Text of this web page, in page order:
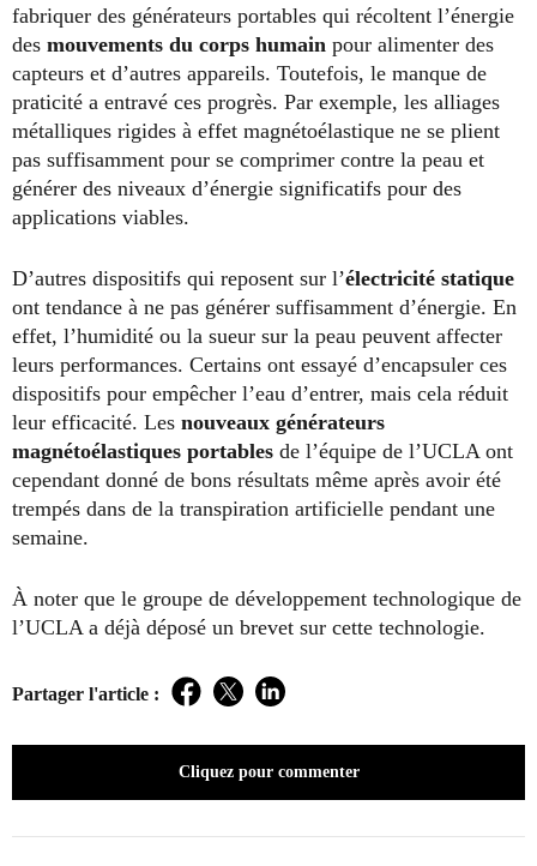
fabriquer des générateurs portables qui récoltent l’énergie
des mouvements du corps humain pour alimenter des
capteurs et d’autres appareils. Toutefois, le manque de
praticité a entravé ces progrès. Par exemple, les alliages
métalliques rigides à effet magnétoélastique ne se plient
pas suffisamment pour se comprimer contre la peau et
générer des niveaux d’énergie significatifs pour des
applications viables.
D’autres dispositifs qui reposent sur l’électricité statique
ont tendance à ne pas générer suffisamment d’énergie. En
effet, l’humidité ou la sueur sur la peau peuvent affecter
leurs performances. Certains ont essayé d’encapsuler ces
dispositifs pour empêcher l’eau d’entrer, mais cela réduit
leur efficacité. Les nouveaux générateurs
magnétoélastiques portables de l’équipe de l’UCLA ont
cependant donné de bons résultats même après avoir été
trempés dans de la transpiration artificielle pendant une
semaine.
À noter que le groupe de développement technologique de
l’UCLA a déjà déposé un brevet sur cette technologie.
Partager l'article : Facebook
TwitterLinkedIn
Cliquez pour commenter